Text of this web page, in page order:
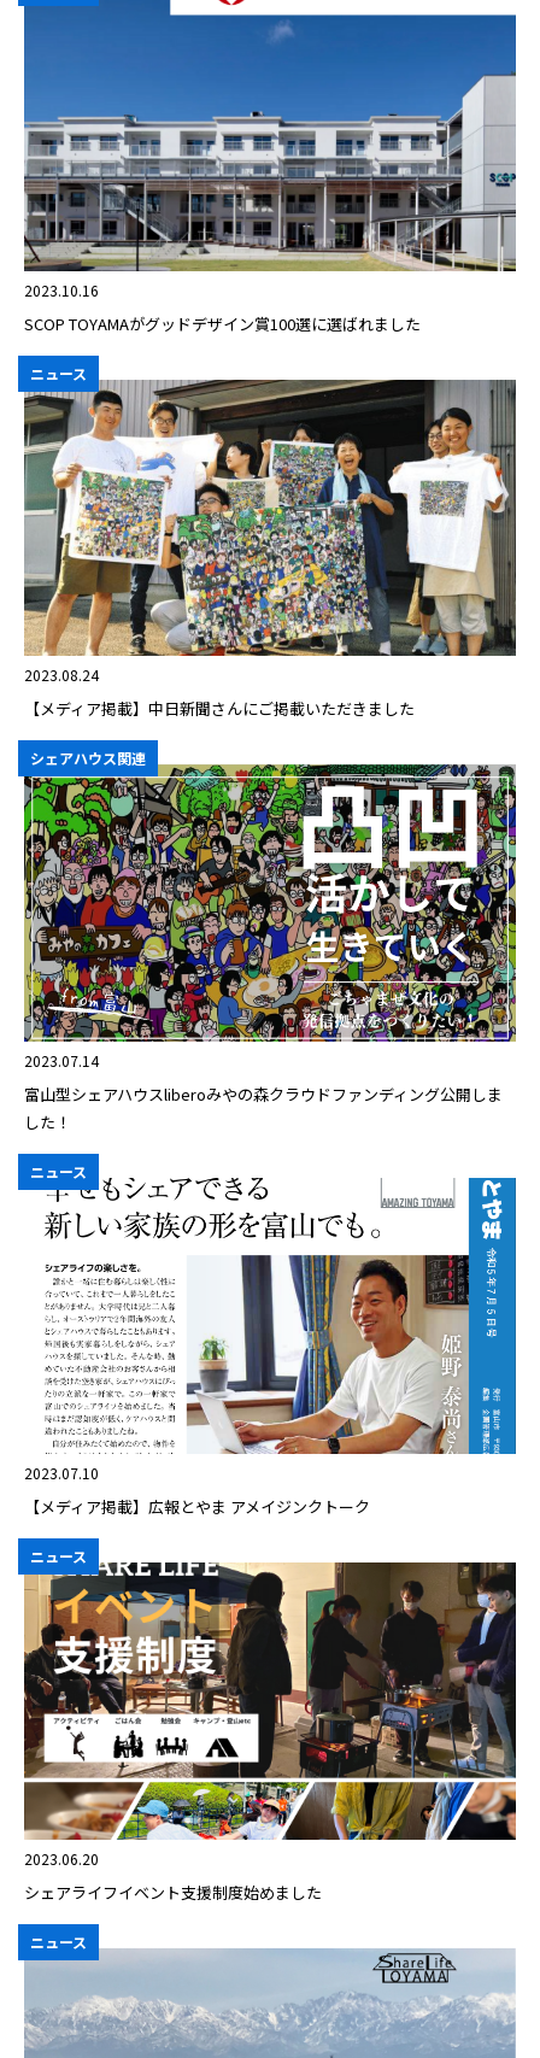
2023.10.16
SCOP TOYAMAがグッドデザイン賞100選に選ばれました
ニュース
2023.08.24
【メディア掲載】中日新聞さんにご掲載いただきました
シェアハウス関連
2023.07.14
富山型シェアハウスliberoみやの森クラウドファンディング公開しま
した！
ニュース
2023.07.10
【メディア掲載】広報とやま アメイジンクトーク
ニュース
2023.06.20
シェアライフイベント支援制度始めました
ニュース